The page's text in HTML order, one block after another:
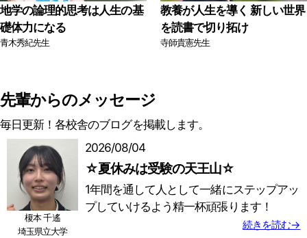
地学の論理的思考は人生の基
礎体力になる
青木秀紀先生
教養が人生を導く 新しい世界
を読書で切り拓け
寺師貴憲先生
先輩からのメッセージ
毎日更新！各校舎のブログを掲載します。
榎本 千遙
埼玉県立大学
2026/08/04
☆夏休みは受験の天王山☆
1年間を通して人として一緒にステップアッ
プしていけるよう精一杯頑張ります！
続きを読む→